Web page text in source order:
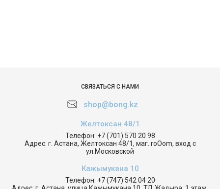
СВЯЗАТЬСЯ С НАМИ
shop@bong.kz
Желтоксан 48/1
Телефон: +7 (701) 570 20 98
Адрес: г. Астана, Желтоксан 48/1, маг. roOom, вход с
ул.Московской
Кажымукана 10
Телефон: +7 (747) 542 04 20